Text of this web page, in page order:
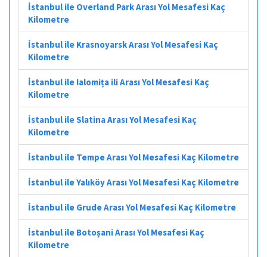
İstanbul ile Overland Park Arası Yol Mesafesi Kaç
Kilometre
İstanbul ile Krasnoyarsk Arası Yol Mesafesi Kaç
Kilometre
İstanbul ile Ialomița ili Arası Yol Mesafesi Kaç
Kilometre
İstanbul ile Slatina Arası Yol Mesafesi Kaç
Kilometre
İstanbul ile Tempe Arası Yol Mesafesi Kaç Kilometre
İstanbul ile Yalıköy Arası Yol Mesafesi Kaç Kilometre
İstanbul ile Grude Arası Yol Mesafesi Kaç Kilometre
İstanbul ile Botoșani Arası Yol Mesafesi Kaç
Kilometre